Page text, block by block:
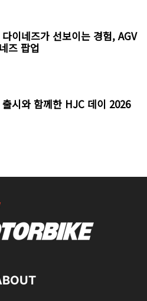
이네즈가 선보이는 경험, AGV
즈 팝업
시와 함께한 HJC 데이 2026